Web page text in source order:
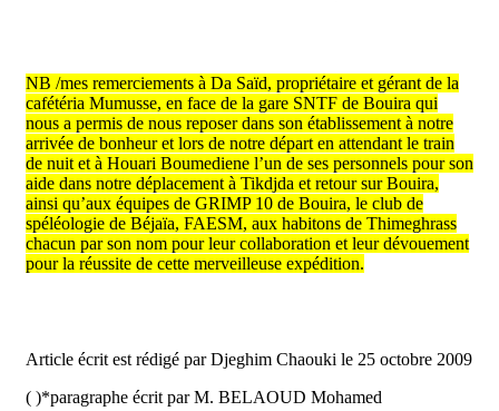
NB /mes remerciements à Da Saïd, propriétaire et gérant de la
cafétéria Mumusse, en face de la gare SNTF de Bouira qui
nous a permis de nous reposer dans son établissement à notre
arrivée de bonheur et lors de notre départ en attendant le train
de nuit et à Houari Boumediene l’un de ses personnels pour son
aide dans notre déplacement à Tikdjda et retour sur Bouira,
ainsi qu’aux équipes de GRIMP 10 de Bouira, le club de
spéléologie de Béjaïa, FAESM, aux habitons de Thimeghrass
chacun par son nom pour leur collaboration et leur dévouement
pour la réussite de cette merveilleuse expédition.
Article écrit est rédigé par Djeghim Chaouki le 25 octobre 2009
( )*paragraphe écrit par M. BELAOUD Mohamed